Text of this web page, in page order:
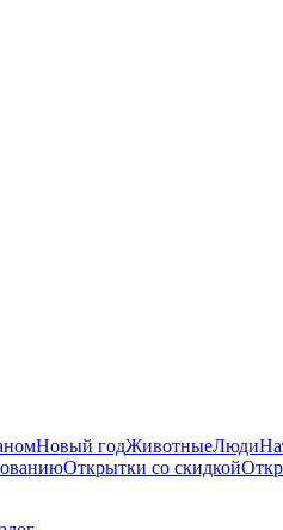
Новый годЖивотныеЛюди
Открытки со скидкой